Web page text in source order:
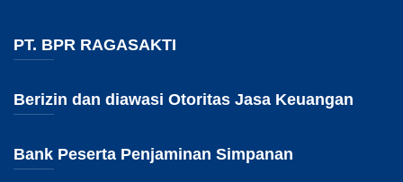
PT. BPR RAGASAKTI
Berizin dan diawasi Otoritas Jasa Keuangan
Bank Peserta Penjaminan Simpanan